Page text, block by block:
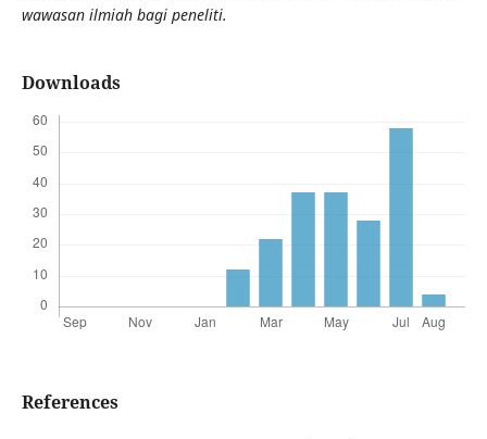
wawasan ilmiah bagi peneliti.
Downloads
References